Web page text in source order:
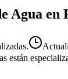
Agua en